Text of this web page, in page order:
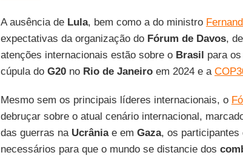
A ausência deLula, bem como a do ministro
expectativas da organização do Fórum de Davos,
atenções internacionais estão sobre o Brasil para
cúpula doG20 noRio de Janeiro em 2024 e a
Mesmo sem os principais líderes internacionais, o
debruçar sobre o atual cenário internacional,
das guerras naUcrânia e em Gaza, os participantes
necessários para que o mundo se distancie dos